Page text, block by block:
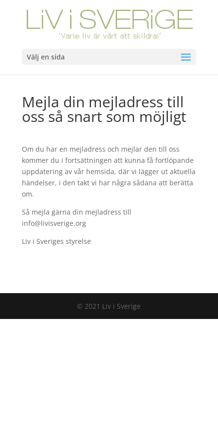
Välj en sida
Mejla din mejladress till
oss så snart som möjligt
Om du har en mejladress och mejlar den till oss
kommer du i fortsättningen att kunna få fortlöpande
uppdatering av vår hemsida, där vi lägger ut aktuella
händelser, i den takt vi har några sådana att berätta
om.
Så mejla gärna din mejladress till
info@livisverige.org
Liv i Sveriges styrelse
© 2021 Liv i Sverige